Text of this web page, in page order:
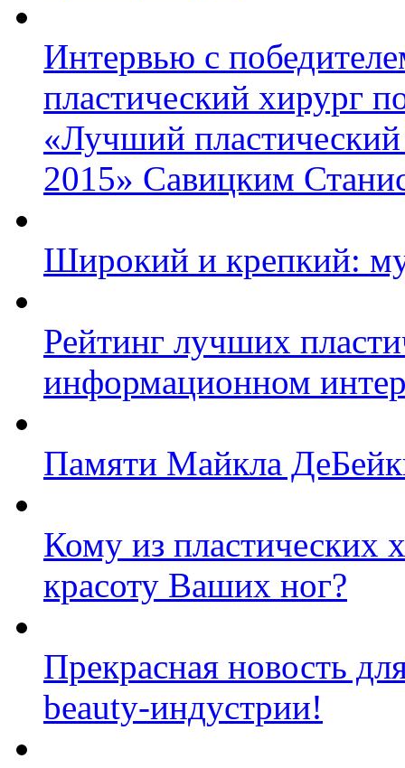
Интервью с
пластический хирург
«Лучший
2015» Савицким
Широкий и крепкий:
Рейтинг лучших
информационном
Памяти Майкла
Кому из пластических
красоту Ваших ног?
Прекрасная новость
beauty-индустрии!